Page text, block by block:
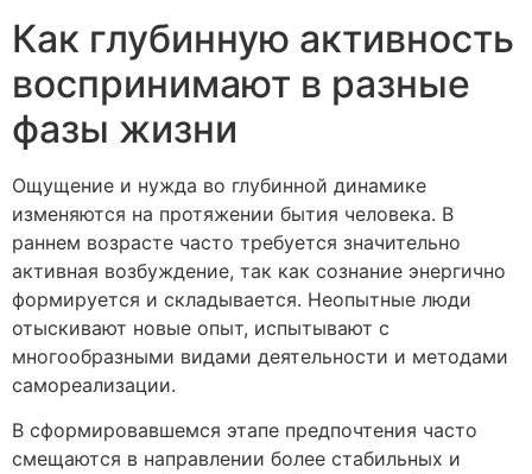
Как глубинную активность
воспринимают в разные
фазы жизни
Ощущение и нужда во глубинной динамике
изменяются на протяжении бытия человека. В
раннем возрасте часто требуется значительно
активная возбуждение, так как сознание энергично
формируется и складывается. Неопытные люди
отыскивают новые опыт, испытывают с
многообразными видами деятельности и методами
самореализации.
В сформировавшемся этапе предпочтения часто
смещаются в направлении более стабильных и